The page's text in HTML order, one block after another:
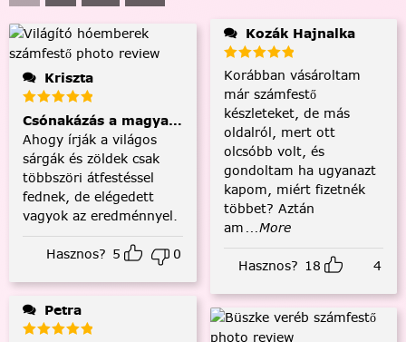
Kriszta
Csónakázás a magyar tengeren
Ahogy írják a világos
sárgák és zöldek csak
többszöri átfestéssel
fednek, de elégedett
vagyok az eredménnyel.
Hasznos? 5 0
Petra
Kozák Hajnalka
Korábban vásároltam
már számfestő
készleteket, de más
oldalról, mert ott
olcsóbb volt, és
gondoltam ha ugyanazt
kapom, miért fizetnék
többet? Aztán
am ...More
Hasznos? 18 4